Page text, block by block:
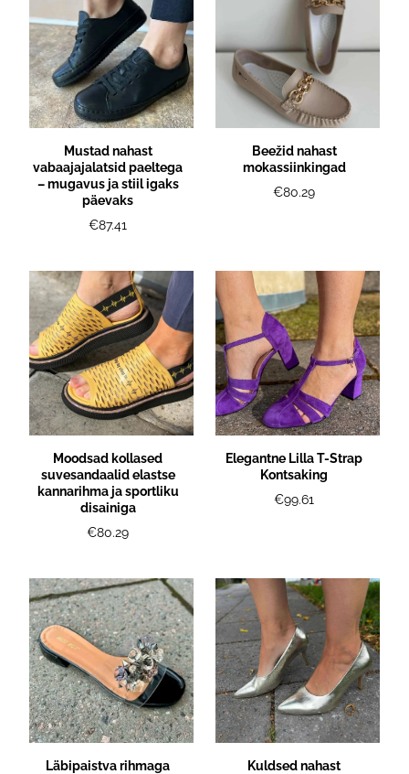
Mustad nahast
vabaajajalatsid paeltega
– mugavus ja stiil igaks
päevaks
€87.41
Beežid nahast
mokassiinkingad
€80.29
Moodsad kollased
suvesandaalid elastse
kannarihma ja sportliku
disainiga
€80.29
Elegantne Lilla T-Strap
Kontsaking
€99.61
Läbipaistva rihmaga
Kuldsed nahast